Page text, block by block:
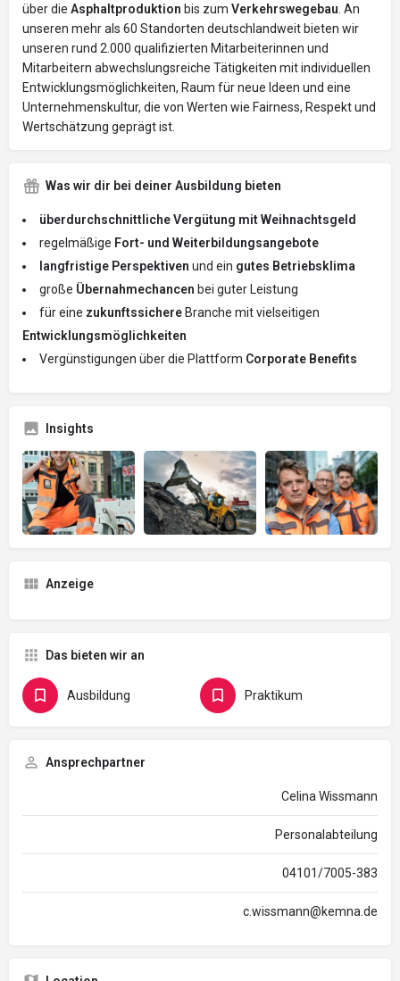
über die Asphaltproduktion bis zum Verkehrswegebau . An
unseren mehr als 60 Standorten deutschlandweit bieten wir
unseren rund 2.000 qualifizierten Mitarbeiterinnen und
Mitarbeitern abwechslungsreiche Tätigkeiten mit individuellen
Entwicklungsmöglichkeiten, Raum für neue Ideen und eine
Unternehmenskultur, die von Werten wie Fairness, Respekt und
Wertschätzung geprägt ist.
Was wir dir bei deiner Ausbildung bieten
überdurchschnittliche Vergütung mit Weihnachtsgeld
regelmäßige Fort- und Weiterbildungsangebote
langfristige Perspektiven und ein gutes Betriebsklima
große Übernahmechancen bei guter Leistung
für eine zukunftssichere Branche mit vielseitigen
Entwicklungsmöglichkeiten
Vergünstigungen über die Plattform Corporate Benefits
Insights
Anzeige
Das bieten wir an
Ausbildung Praktikum
Ansprechpartner
Celina Wissmann
Personalabteilung
04101/7005-383
c.wissmann@kemna.de